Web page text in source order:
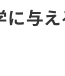
能な都市生活
与